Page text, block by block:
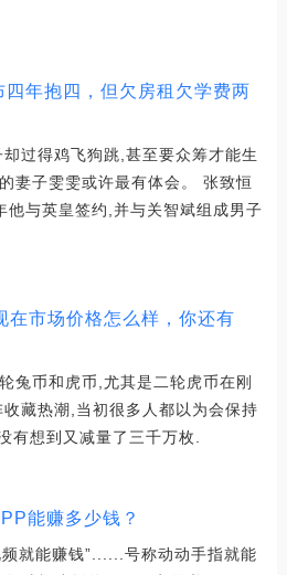
年抱四，但欠房租欠学费两
过得鸡飞狗跳,甚至要众筹才能生
妻子雯雯或许最有体会。 张致恒
与英皇签约,并与关智斌组成男子
在市场价格怎么样，你还有
兔币和虎币,尤其是二轮虎币在刚
藏热潮,当初很多人都以为会保持
有想到又减量了三千万枚.
能赚多少钱？
频就能赚钱”......号称动动手指就能